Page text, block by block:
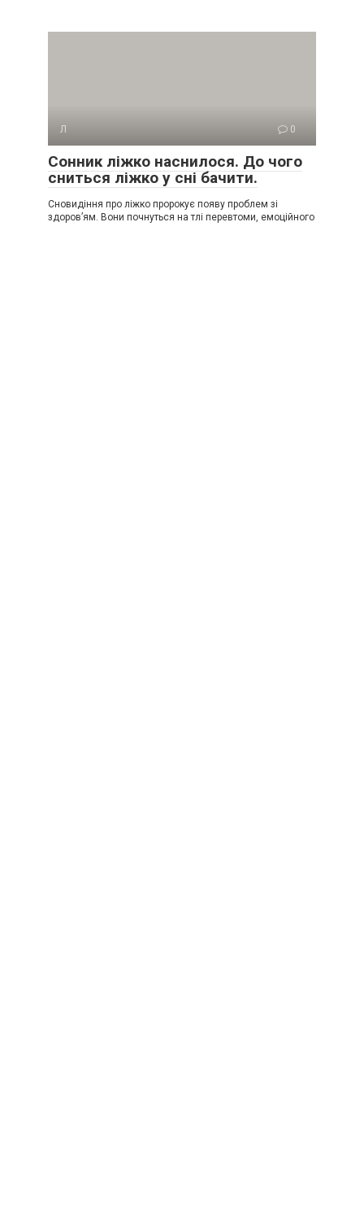
Л 0
Сонник ліжко наснилося. До чого
сниться ліжко у сні бачити.
Сновидіння про ліжко пророкує появу проблем зі
здоров’ям. Вони почнуться на тлі перевтоми, емоційного